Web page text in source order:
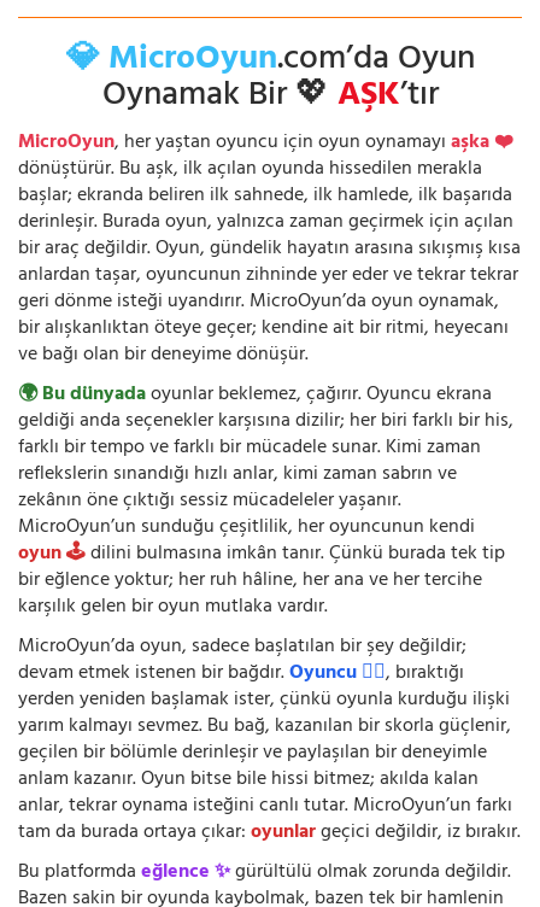
💎 MicroOyun.com’da Oyun
Oynamak Bir 💖AŞK’tır
MicroOyun, her yaştan oyuncu için oyun oynamayıaşka ❤️
dönüştürür. Bu aşk, ilk açılan oyunda hissedilen merakla
başlar; ekranda beliren ilk sahnede, ilk hamlede, ilk başarıda
derinleşir. Burada oyun, yalnızca zaman geçirmek için açılan
bir araç değildir. Oyun, gündelik hayatın arasına sıkışmış kısa
anlardan taşar, oyuncunun zihninde yer eder ve tekrar tekrar
geri dönme isteği uyandırır. MicroOyun’da oyun oynamak,
bir alışkanlıktan öteye geçer; kendine ait bir ritmi, heyecanı
ve bağı olan bir deneyime dönüşür.
🌍 Bu dünyadaoyunlar beklemez, çağırır. Oyuncu ekrana
geldiği anda seçenekler karşısına dizilir; her biri farklı bir his,
farklı bir tempo ve farklı bir mücadele sunar. Kimi zaman
reflekslerin sınandığı hızlı anlar, kimi zaman sabrın ve
zekânın öne çıktığı sessiz mücadeleler yaşanır.
MicroOyun’un sunduğu çeşitlilik, her oyuncunun kendi
oyun 🕹️dilini bulmasına imkân tanır. Çünkü burada tek tip
bir eğlence yoktur; her ruh hâline, her ana ve her tercihe
karşılık gelen bir oyun mutlaka vardır.
MicroOyun’da oyun, sadece başlatılan bir şey değildir;
devam etmek istenen bir bağdır.Oyuncu 🧍‍♂️, bıraktığı
yerden yeniden başlamak ister, çünkü oyunla kurduğu ilişki
yarım kalmayı sevmez. Bu bağ, kazanılan bir skorla güçlenir,
geçilen bir bölümle derinleşir ve paylaşılan bir deneyimle
anlam kazanır. Oyun bitse bile hissi bitmez; akılda kalan
anlar, tekrar oynama isteğini canlı tutar. MicroOyun’un farkı
tam da burada ortaya çıkar:oyunlargeçici değildir, iz bırakır.
Bu platformdaeğlence ✨gürültülü olmak zorunda değildir.